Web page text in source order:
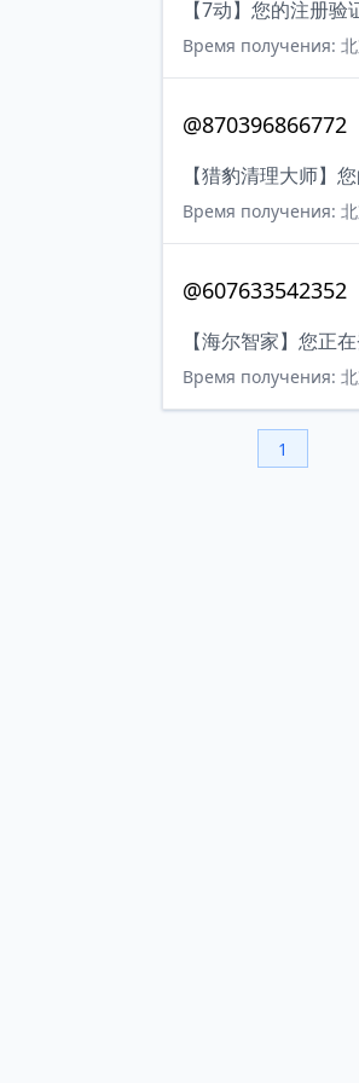
【7动】您的注册
Время получения:
@870396866772
【猎豹清理大师】
Время получения:
@607633542352
【海尔智家】您正
Время получения:
1